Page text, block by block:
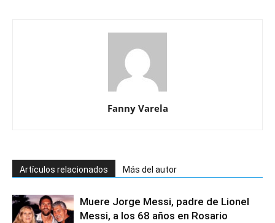
Fanny Varela
Artículos relacionados Más del autor
Muere Jorge Messi, padre de Lionel
Messi, a los 68 años en Rosario